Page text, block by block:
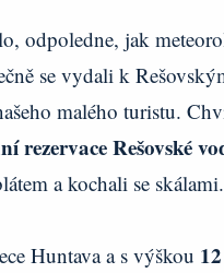
odpoledne, jak
se vydali k
malého turistu.
rezervace Rešovské
a kochali se
Huntava a s výškou